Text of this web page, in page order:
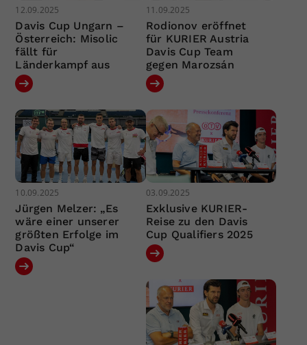
12.09.2025
Davis Cup Ungarn –
Österreich: Misolic
fällt für
Länderkampf aus
11.09.2025
Rodionov eröffnet
für KURIER Austria
Davis Cup Team
gegen Marozsán
10.09.2025
Jürgen Melzer: „Es
wäre einer unserer
größten Erfolge im
Davis Cup“
03.09.2025
Exklusive KURIER-
Reise zu den Davis
Cup Qualifiers 2025